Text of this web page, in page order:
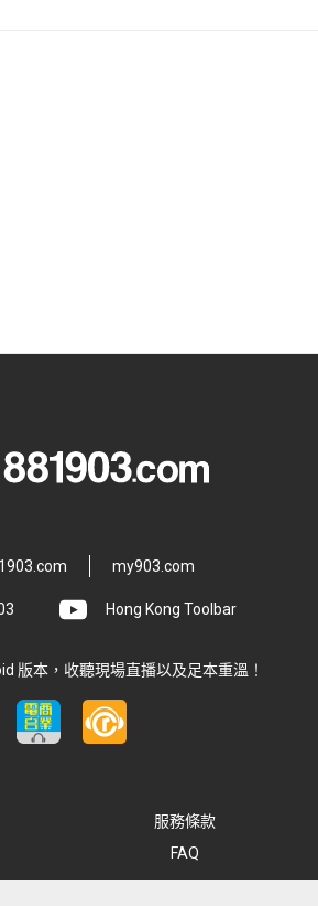
my903.com
Hong Kong Toolbar
版本，收聽現場直播以及足本重溫！
服務條款
FAQ